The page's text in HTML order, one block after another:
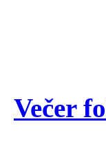
Večer